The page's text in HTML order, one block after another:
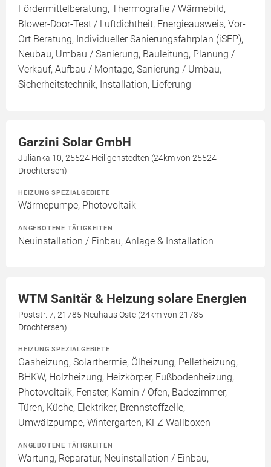
Fördermittelberatung, Thermografie / Wärmebild,
Blower-Door-Test / Luftdichtheit, Energieausweis, Vor-
Ort Beratung, Individueller Sanierungsfahrplan (iSFP),
Neubau, Umbau / Sanierung, Bauleitung, Planung /
Verkauf, Aufbau / Montage, Sanierung / Umbau,
Sicherheitstechnik, Installation, Lieferung
Garzini Solar GmbH
Julianka 10, 25524 Heiligenstedten (24km von 25524
Drochtersen)
HEIZUNG SPEZIALGEBIETE
Wärmepumpe, Photovoltaik
ANGEBOTENE TÄTIGKEITEN
Neuinstallation / Einbau, Anlage & Installation
WTM Sanitär & Heizung solare Energien
Poststr. 7, 21785 Neuhaus Oste (24km von 21785
Drochtersen)
HEIZUNG SPEZIALGEBIETE
Gasheizung, Solarthermie, Ölheizung, Pelletheizung,
BHKW, Holzheizung, Heizkörper, Fußbodenheizung,
Photovoltaik, Fenster, Kamin / Ofen, Badezimmer,
Türen, Küche, Elektriker, Brennstoffzelle,
Umwälzpumpe, Wintergarten, KFZ Wallboxen
ANGEBOTENE TÄTIGKEITEN
Wartung, Reparatur, Neuinstallation / Einbau,